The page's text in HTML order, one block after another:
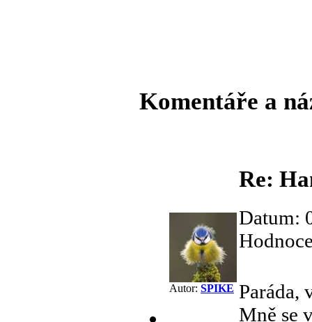
Komentáře a
Autor: SPIKE
Re:
Datum:
Paráda,
Mně se